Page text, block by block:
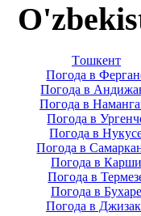
Тoшкент
Погода в
Погода в
Погода в
Погода в
Погода в
Погода в
Погода в Карши
Погода в
Погода в Бухаре
Погода в